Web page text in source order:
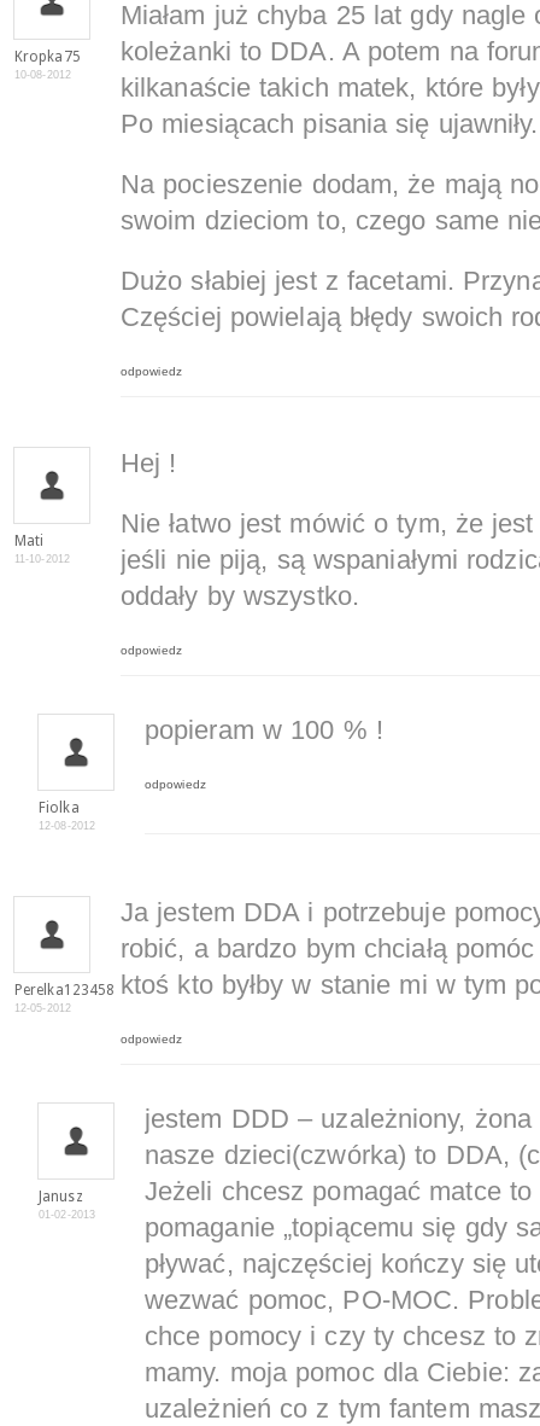
Kropka75
10-08-2012
Miałam już chyba 25 lat gdy nagle
koleżanki to DDA. A potem na
kilkanaście takich matek, które
Po miesiącach pisania się ujawniły.
Na pocieszenie dodam, że mają
swoim dzieciom to, czego same
Dużo słabiej jest z facetami.
Częściej powielają błędy swoich
odpowiedz
Mati
11-10-2012
Hej !
Nie łatwo jest mówić o tym, że
jeśli nie piją, są wspaniałymi
oddały by wszystko.
odpowiedz
Fiolka
12-08-2012
popieram w 100 % !
odpowiedz
Perelka123458
12-05-2012
Ja jestem DDA i potrzebuje
robić, a bardzo bym chciałą
ktoś kto byłby w stanie mi w tym
odpowiedz
Janusz
01-02-2013
jestem DDD – uzależniony, żona
nasze dzieci(czwórka) to DDA,
Jeżeli chcesz pomagać matce
pomaganie „topiącemu się gdy
pływać, najczęściej kończy się
wezwać pomoc, PO-MOC.
chce pomocy i czy ty chcesz to
mamy. moja pomoc dla Ciebie:
uzależnień co z tym fantem